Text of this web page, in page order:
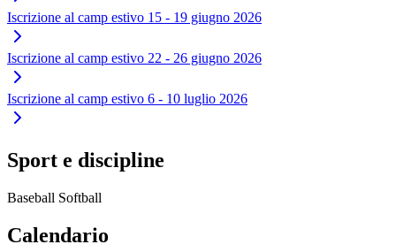
Iscrizione al camp estivo 15 - 19 giugno 2026
Iscrizione al camp estivo 22 - 26 giugno 2026
Iscrizione al camp estivo 6 - 10 luglio 2026
Sport e discipline
Baseball Softball
Calendario